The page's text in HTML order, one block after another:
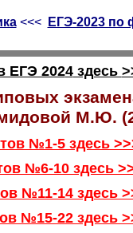
<<< ЕГЭ-2023 по
ЕГЭ 2024здесь
М.Ю.
№1-5 здесь
№6-10 здесь
№11-14 здесь
№15-22 здесь